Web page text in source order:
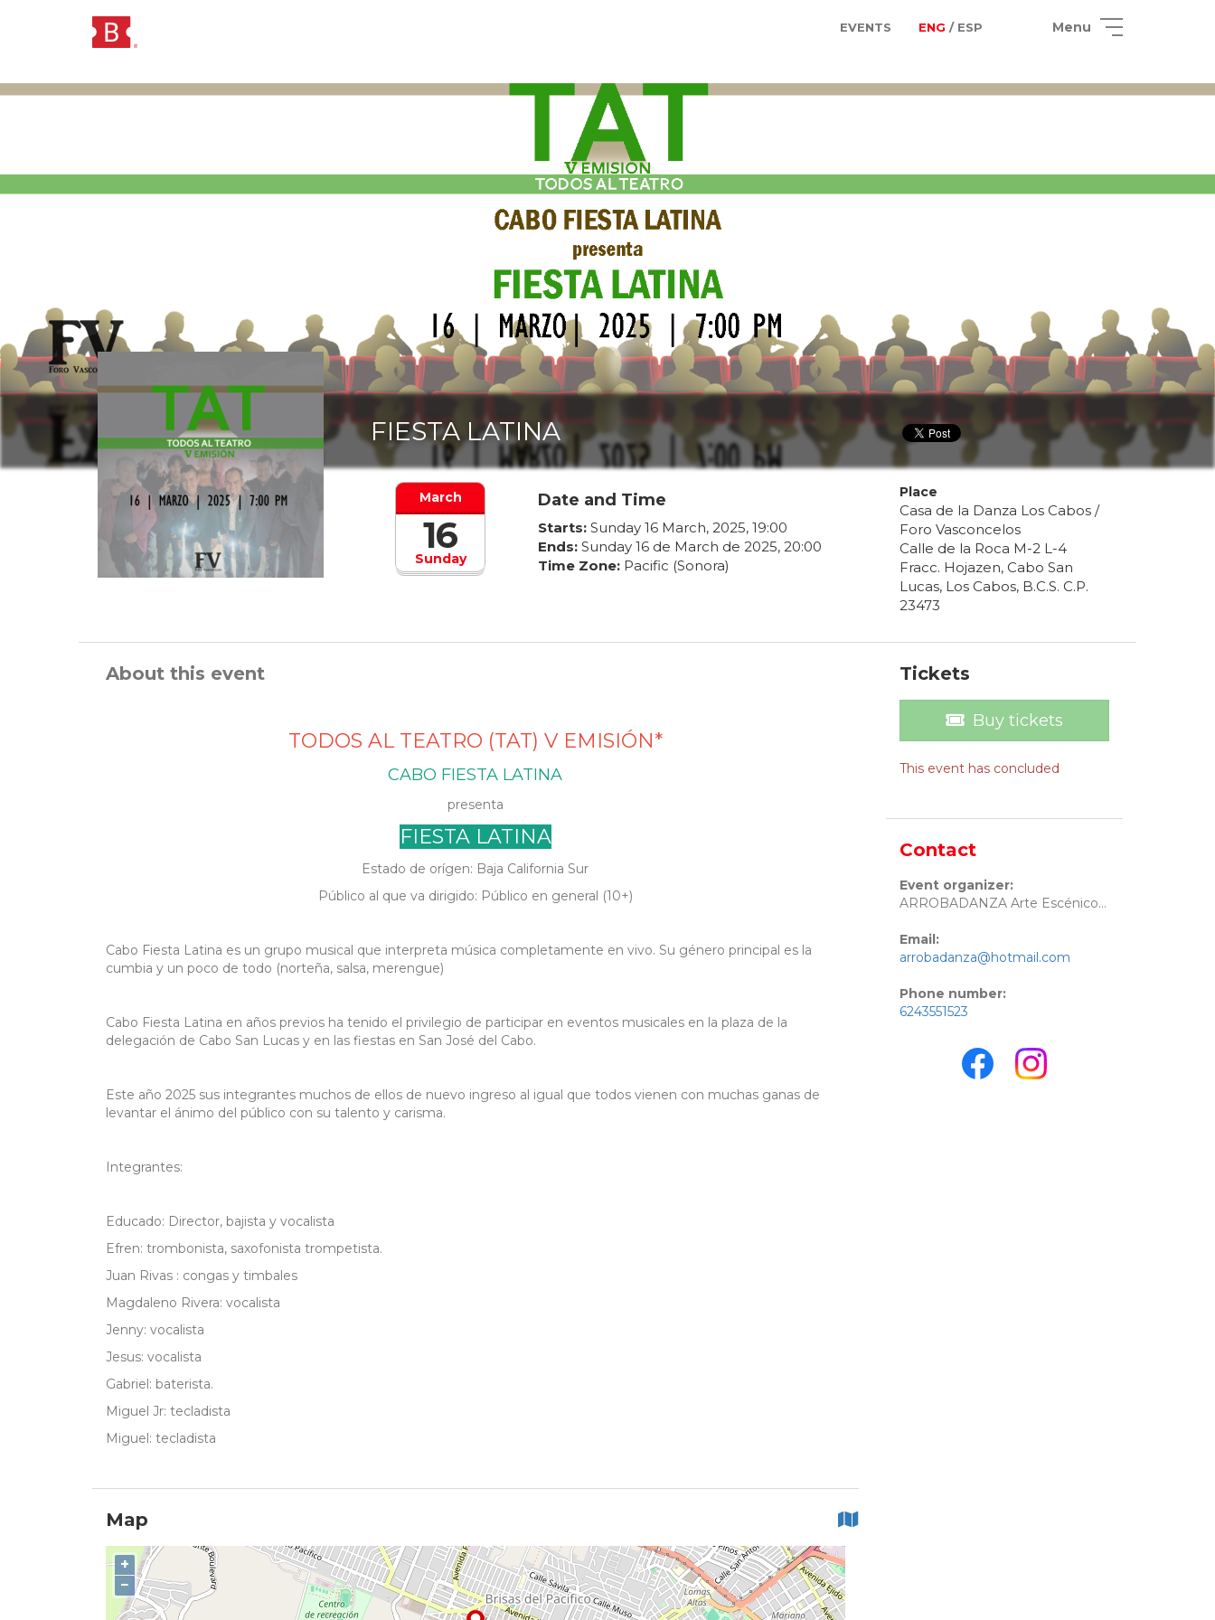
EVENTS ENG / ESP Menu
FIESTA LATINA
Sunday
March
16
Date and Time
Starts: Sunday 16 March, 2025, 19:00
Ends: Sunday 16de March de 2025, 20:00
Time Zone: Pacific (Sonora)
Place
Casa de la Danza Los Cabos /
Foro Vasconcelos
Calle de la Roca M-2 L-4
Fracc. Hojazen, Cabo San
Lucas, Los Cabos, B.C.S. C.P.
23473
About this event
TODOS AL TEATRO (TAT) V EMISIÓN*
CABO FIESTA LATINA
presenta
FIESTA LATINA
Estado de orígen: Baja California Sur
Público al que va dirigido: Público en general (10+)
Cabo Fiesta Latina es un grupo musical que interpreta música completamente en vivo. Su género principal es la
cumbia y un poco de todo (norteña, salsa, merengue)
Cabo Fiesta Latina en años previos ha tenido el privilegio de participar en eventos musicales en la plaza de la
delegación de Cabo San Lucas y en las fiestas en San José del Cabo.
Este año 2025 sus integrantes muchos de ellos de nuevo ingreso al igual que todos vienen con muchas ganas de
levantar el ánimo del público con su talento y carisma.
Integrantes:
Educado: Director, bajista y vocalista
Efren: trombonista, saxofonista trompetista.
Juan Rivas : congas y timbales
Magdaleno Rivera: vocalista
Jenny: vocalista
Jesus: vocalista
Gabriel: baterista.
Miguel Jr: tecladista
Miguel: tecladista
Map
+
−
Tickets
Buy tickets
This event has concluded
Contact
Event organizer:
ARROBADANZA Arte Escénico A.C.
Email:
arrobadanza@hotmail.com
Phone number:
6243551523